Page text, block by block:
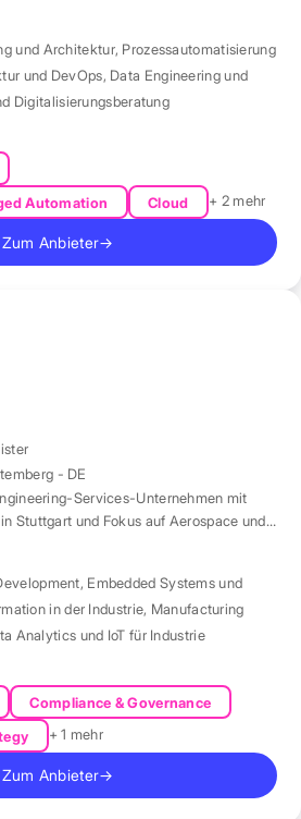
und Architektur, Prozessautomatisierung
und DevOps, Data Engineering und
Digitalisierungsberatung
Automation
Cloud + 2 mehr
Zum Anbieter→
- DE
Services-Unternehmen mit
Stuttgart und Fokus auf Aerospace und
, Embedded Systems und
in der Industrie, Manufacturing
Analytics und IoT für Industrie
Compliance & Governance
+ 1 mehr
Zum Anbieter→